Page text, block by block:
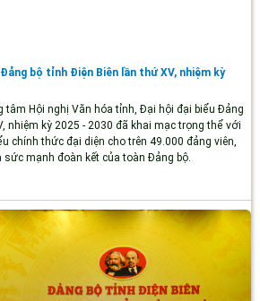
bộ tỉnh Điện Biên lần thứ XV, nhiệm kỳ
tâm Hội nghị Văn hóa tỉnh, Đại hội đại biểu Đảng
nhiệm kỳ 2025 - 2030 đã khai mạc trọng thể với
chính thức đại diện cho trên 49.000 đảng viên,
sức mạnh đoàn kết của toàn Đảng bộ.